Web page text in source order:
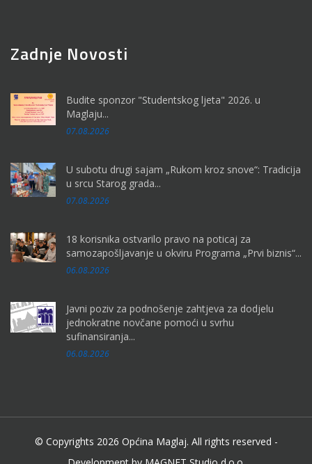
Zadnje Novosti
Budite sponzor "Studentskog ljeta" 2026. u
Maglaju...
07.08.2026
U subotu drugi sajam „Rukom kroz snove“: Tradicija
u srcu Starog grada...
07.08.2026
18 korisnika ostvarilo pravo na poticaj za
samozapošljavanje u okviru Programa „Prvi biznis“...
06.08.2026
Javni poziv za podnošenje zahtjeva za dodjelu
jednokratne novčane pomoći u svrhu
sufinansiranja...
06.08.2026
© Copyrights 2026 Općina Maglaj. All rights reserved -